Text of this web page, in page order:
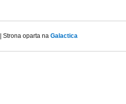
| Strona oparta na Galactica